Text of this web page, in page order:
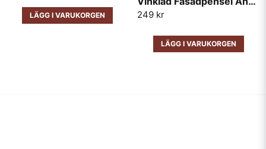
LÄGG I VARUKORGEN 249 kr
LÄGG I VARUKORGEN